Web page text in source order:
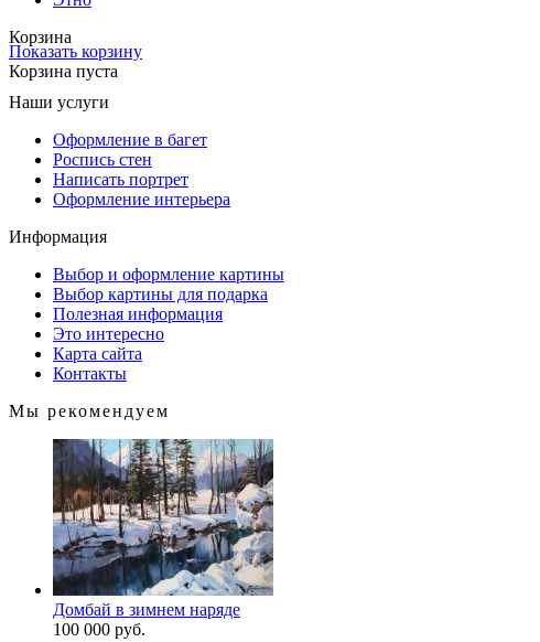
Корзина
Показать корзину
Корзина пуста
Наши услуги
Оформление в багет
Роспись стен
Написать портрет
Оформление интерьера
Информация
Выбор и оформление картины
Выбор картины для подарка
Полезная информация
Это интересно
Карта сайта
Контакты
Мы рекомендуем
Домбай в зимнем наряде
100 000 руб.